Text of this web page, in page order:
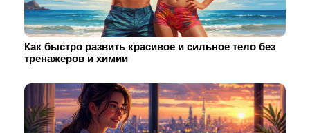
Как быстро развить красивое и сильное тело без
тренажеров и химии